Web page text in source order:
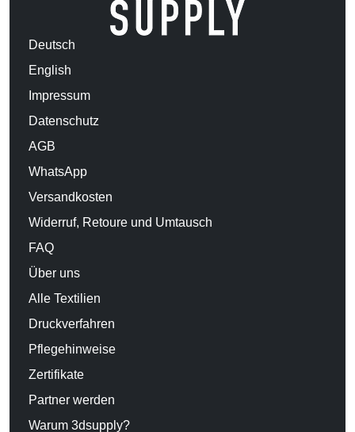
Deutsch
English
Impressum
Datenschutz
AGB
WhatsApp
Versandkosten
Widerruf, Retoure und Umtausch
FAQ
Über uns
Alle Textilien
Druckverfahren
Pflegehinweise
Zertifikate
Partner werden
Warum 3dsupply?